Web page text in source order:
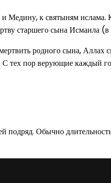
к святыням ислама.
старшего сына Исмаила
родного сына, Аллах
тех пор верующие каждый
Обычно